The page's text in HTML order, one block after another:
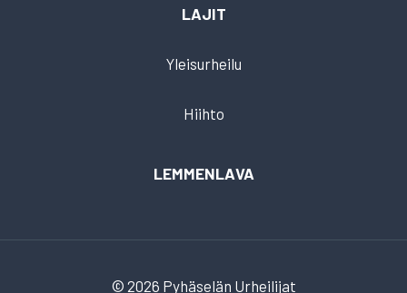
LAJIT
Yleisurheilu
Hiihto
LEMMENLAVA
© 2026 Pyhäselän Urheilijat